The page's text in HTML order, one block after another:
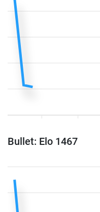
Bullet: Elo 1467